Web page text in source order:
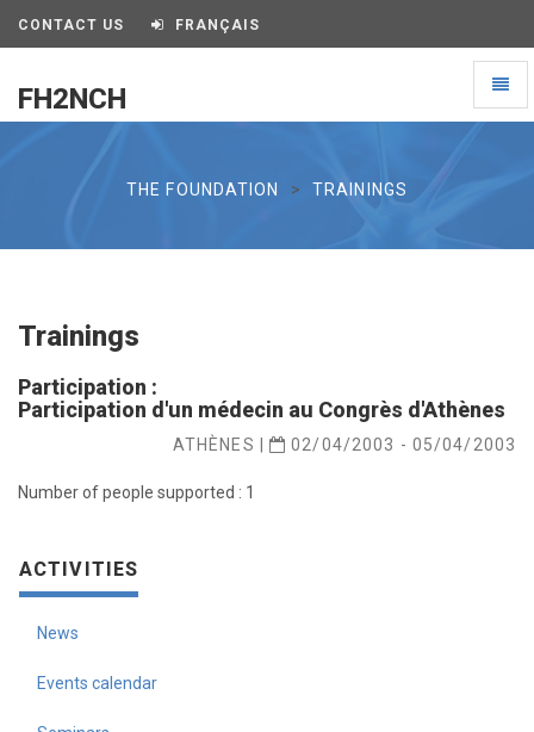
CONTACT US FRANÇAIS
FH2NCH
THE FOUNDATION TRAININGS
Trainings
Participation :
Participation d'un médecin au Congrès d'Athènes
ATHÈNES | 02/04/2003 - 05/04/2003
Number of people supported : 1
ACTIVITIES
News
Events calendar